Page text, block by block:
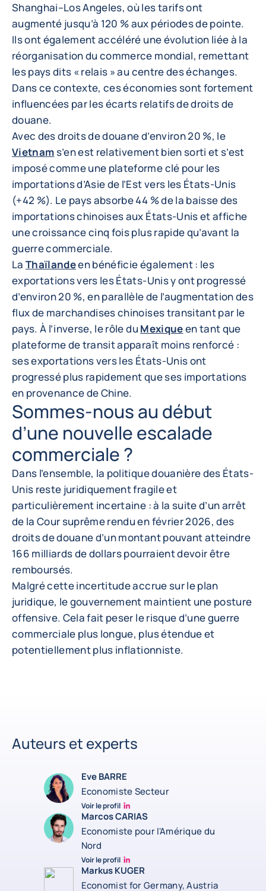
Shanghai–Los Angeles, où les tarifs ont
augmenté jusqu’à 120 % aux périodes de pointe.
Ils ont également accéléré une évolution liée à la
réorganisation du commerce mondial, remettant
les pays dits « relais » au centre des échanges.
Dans ce contexte, ces économies sont fortement
influencées par les écarts relatifs de droits de
douane.
Avec des droits de douane d’environ 20 %, le
Vietnams’en est relativement bien sorti et s’est
imposé comme une plateforme clé pour les
importations d’Asie de l’Est vers les États-Unis
(+42 %). Le pays absorbe 44 % de la baisse des
importations chinoises aux États-Unis et affiche
une croissance cinq fois plus rapide qu’avant la
guerre commerciale.
LaThaïlandeen bénéficie également : les
exportations vers les États-Unis y ont progressé
d’environ 20 %, en parallèle de l’augmentation des
flux de marchandises chinoises transitant par le
pays. À l’inverse, le rôle du Mexiqueen tant que
plateforme de transit apparaît moins renforcé :
ses exportations vers les États-Unis ont
progressé plus rapidement que ses importations
en provenance de Chine.
Sommes-nous au début
d’une nouvelle escalade
commerciale ?
Dans l’ensemble, la politique douanière des États-
Unis reste juridiquement fragile et
particulièrement incertaine : à la suite d’un arrêt
de la Cour suprême rendu en février 2026, des
droits de douane d’un montant pouvant atteindre
166 milliards de dollars pourraient devoir être
remboursés.
Malgré cette incertitude accrue sur le plan
juridique, le gouvernement maintient une posture
offensive. Cela fait peser le risque d’une guerre
commerciale plus longue, plus étendue et
potentiellement plus inflationniste.
Auteurs et experts
Eve BARRE
Economiste Secteur
Voir le profil
Eve barré linkedin
Marcos CARIAS
Economiste pour l'Amérique du
Nord
Voir le profil
Marcos Carias Linkedin
Markus KUGER
Economist for Germany, Austria